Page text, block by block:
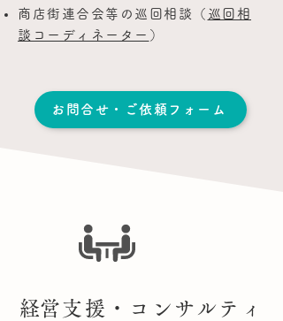
商店街連合会等の巡回相談（ 巡回相
談コーディネーター ）
お問合せ・ご依頼フォーム
​経営支援・コンサルティ